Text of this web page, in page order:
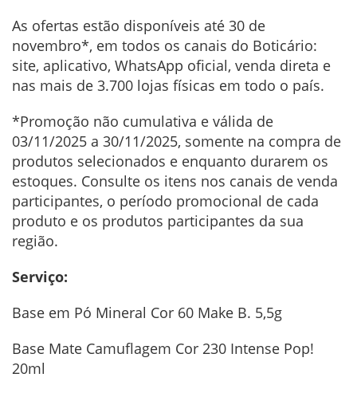
As ofertas estão disponíveis até 30 de
novembro*, em todos os canais do Boticário:
site, aplicativo, WhatsApp oficial, venda direta e
nas mais de 3.700 lojas físicas em todo o país.
*Promoção não cumulativa e válida de
03/11/2025 a 30/11/2025, somente na compra de
produtos selecionados e enquanto durarem os
estoques. Consulte os itens nos canais de venda
participantes, o período promocional de cada
produto e os produtos participantes da sua
região.
Serviço:
Base em Pó Mineral Cor 60 Make B. 5,5g
Base Mate Camuflagem Cor 230 Intense Pop!
20ml